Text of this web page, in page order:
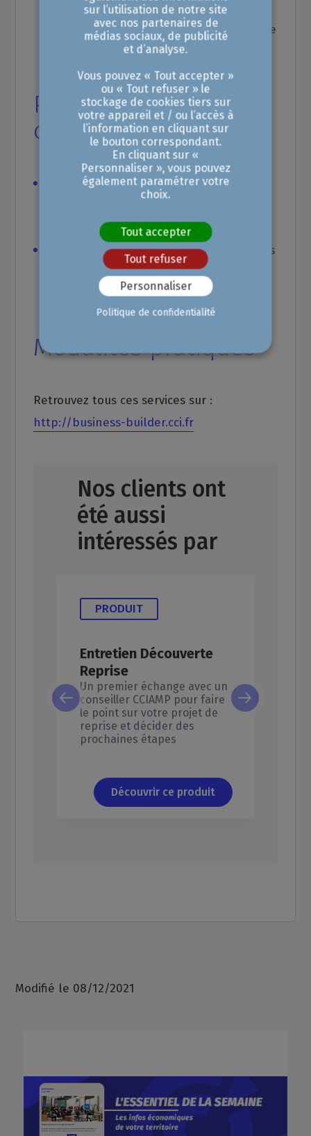
Vous pouvez y sauvegarder vos
documents en ligne et reprendre lorsque
vous le voulez.
Pourquoi nous
choisir ?
Vous pouvez contacter un conseiller CCI
Vous construisez votre business plan pas
à pas en utilisant le modèle de calcul
fourni dans la plateforme
Modalités pratiques
Retrouvez tous ces services sur :
http://business-builder.cci.fr
Nos clients ont
été aussi
intéressés par
PRODUIT
Entretien Découverte
Reprise
Un premier échange avec un
conseiller CCIAMP pour faire
le point sur votre projet de
reprise et décider des
prochaines étapes
Découvrir ce produit
Modifié le 08/12/2021
sur l’utilisation de notre site
avec nos partenaires de
médias sociaux, de publicité
et d’analyse.
Vous pouvez « Tout accepter »
ou « Tout refuser » le
stockage de cookies tiers sur
votre appareil et / ou l’accès à
l’information en cliquant sur
le bouton correspondant.
En cliquant sur «
Personnaliser », vous pouvez
également paramétrer votre
choix.
Tout accepter
Tout refuser
Personnaliser
Politique de confidentialité